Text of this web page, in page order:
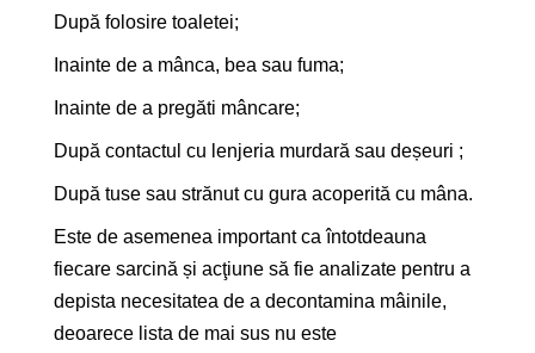
După folosire toaletei;
Inainte de a mânca, bea sau fuma;
Inainte de a pregăti mâncare;
După contactul cu lenjeria murdară sau deșeuri ;
După tuse sau strănut cu gura acoperită cu mâna.
Este de asemenea important ca întotdeauna
fiecare sarcină și acţiune să fie analizate pentru a
depista necesitatea de a decontamina mâinile,
deoarece lista de mai sus nu este